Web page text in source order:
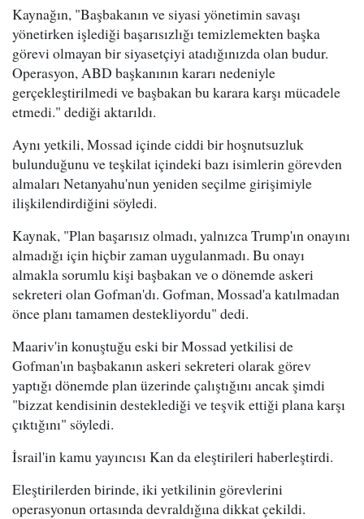
Kaynağın, "Başbakanın ve siyasi yönetimin savaşı
yönetirken işlediği başarısızlığı temizlemekten başka
görevi olmayan bir siyasetçiyi atadığınızda olan budur.
Operasyon, ABD başkanının kararı nedeniyle
gerçekleştirilmedi ve başbakan bu karara karşı mücadele
etmedi." dediği aktarıldı.
Aynı yetkili, Mossad içinde ciddi bir hoşnutsuzluk
bulunduğunu ve teşkilat içindeki bazı isimlerin görevden
almaları Netanyahu'nun yeniden seçilme girişimiyle
ilişkilendirdiğini söyledi.
Kaynak, "Plan başarısız olmadı, yalnızca Trump'ın onayını
almadığı için hiçbir zaman uygulanmadı. Bu onayı
almakla sorumlu kişi başbakan ve o dönemde askeri
sekreteri olan Gofman'dı. Gofman, Mossad'a katılmadan
önce planı tamamen destekliyordu" dedi.
Maariv'in konuştuğu eski bir Mossad yetkilisi de
Gofman'ın başbakanın askeri sekreteri olarak görev
yaptığı dönemde plan üzerinde çalıştığını ancak şimdi
"bizzat kendisinin desteklediği ve teşvik ettiği plana karşı
çıktığını" söyledi.
İsrail'in kamu yayıncısı Kan da eleştirileri haberleştirdi.
Eleştirilerden birinde, iki yetkilinin görevlerini
operasyonun ortasında devraldığına dikkat çekildi.